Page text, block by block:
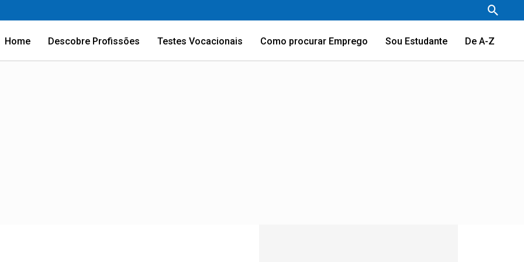
Home Descobre Profissões Testes Vocacionais Como procurar Emprego Sou Estudante De A-Z